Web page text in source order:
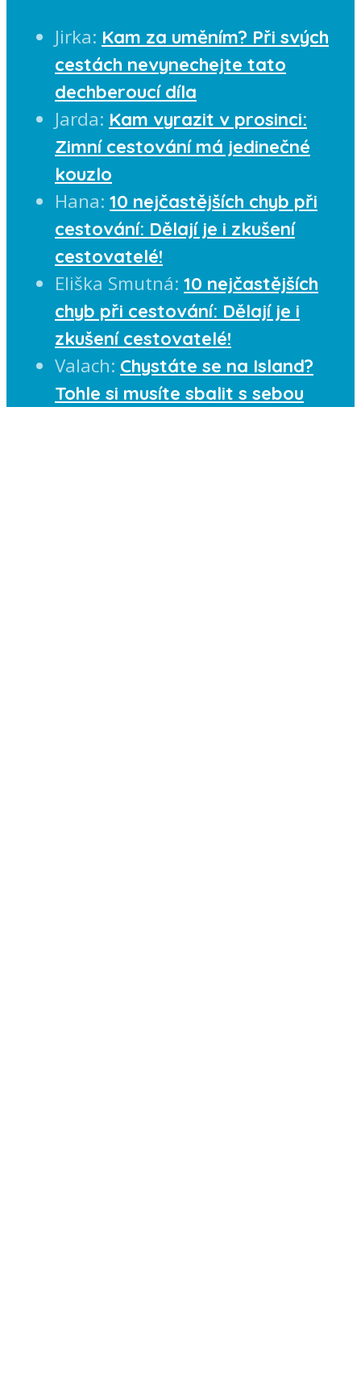
Jirka: Kam za uměním? Při svých
cestách nevynechejte tato
dechberoucí díla
Jarda: Kam vyrazit v prosinci:
Zimní cestování má jedinečné
kouzlo
Hana: 10 nejčastějších chyb při
cestování: Dělají je i zkušení
cestovatelé!
Eliška Smutná: 10 nejčastějších
chyb při cestování: Dělají je i
zkušení cestovatelé!
Valach: Chystáte se na Island?
Tohle si musíte sbalit s sebou